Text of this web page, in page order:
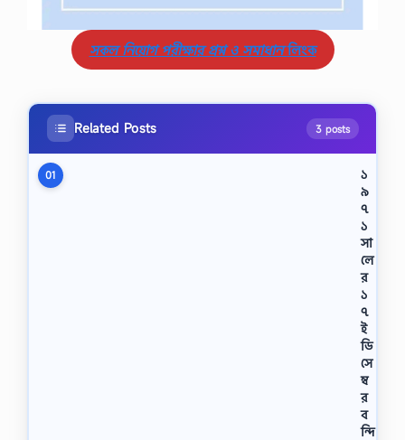
সকল নিয়োগ পরীক্ষার প্রশ্ন ও সমাধানলিংক
Related Posts 3 posts
01
১
৯
৭
১
সা
লে
র
১
৭
ই
ডি
সে
ম্ব
র
ব
ন্দি